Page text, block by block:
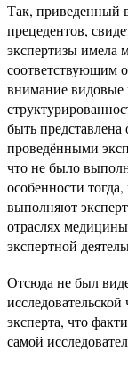
Так, приведенный
прецедентов,
экспертизы имела
соответствующим
внимание видовые
быть
проведёнными
что не было
особенности
выполняют
отраслях
экспертной
Отсюда не был
эксперта, что
самой